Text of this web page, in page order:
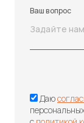
Ваш вопрос
Даю